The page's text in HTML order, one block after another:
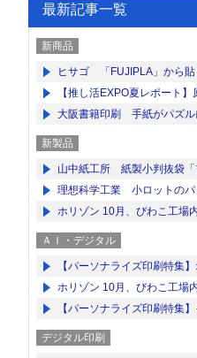
最新記事一覧
新商品
ヒサゴ 「FUJIPLA」から貼
【推し活EXPO夏レポート
大阪書籍印刷 手紙がパズル
新製品
山中紙工所 紙製小判抜袋「
理想科学工業 小ロットのパ
ホリゾン 10月、びわこ工場
ＡＩ・デジタル
【パーソナライズ印刷特集
ホリゾン 10月、びわこ工場
【パーソナライズ印刷特集
デジタル印刷